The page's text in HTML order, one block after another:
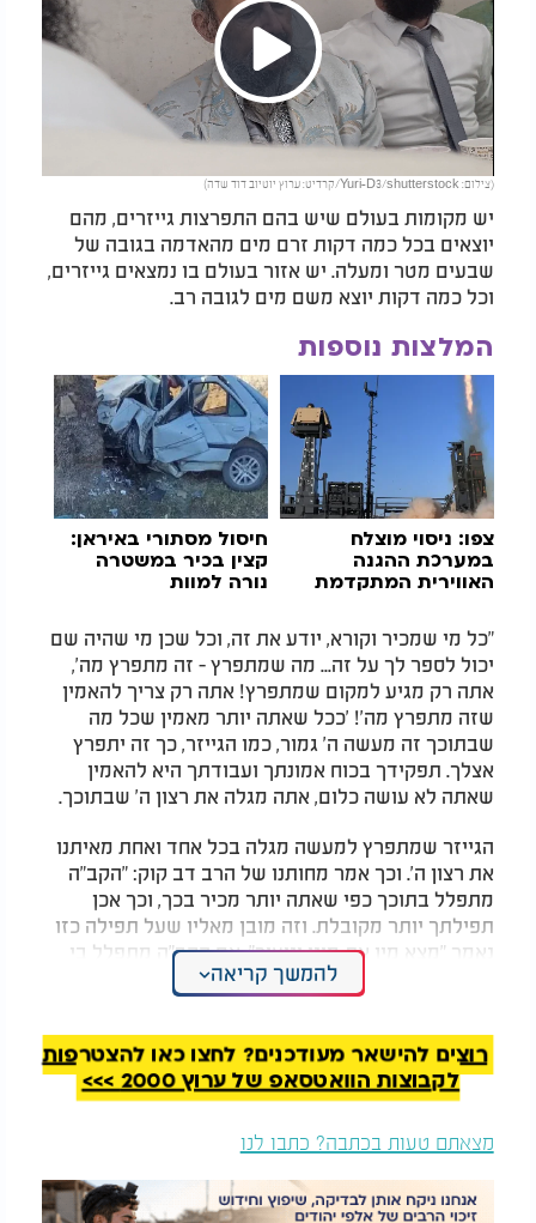
Play
Video
(צילום: Yuri-D3/shutterstock/קרדיט: ערוץ יוטיוב דוד שדה)
יש מקומות בעולם שיש בהם התפרצות גייזרים, מהם
יוצאים בכל כמה דקות זרם מים מהאדמה בגובה של
שבעים מטר ומעלה. יש אזור בעולם בו נמצאים גייזרים,
וכל כמה דקות יוצא משם מים לגובה רב.
המלצות נוספות
צפו: ניסוי מוצלח
במערכת ההגנה
האווירית המתקדמת
חיסול מסתורי באיראן:
קצין בכיר במשטרה
נורה למוות
"כל מי שמכיר וקורא, יודע את זה, וכל שכן מי שהיה שם
יכול לספר לך על זה... מה שמתפרץ - זה מתפרץ מה',
אתה רק מגיע למקום שמתפרץ! אתה רק צריך להאמין
שזה מתפרץ מה'! 'ככל שאתה יותר מאמין שכל מה
שבתוכך זה מעשה ה' גמור, כמו הגייזר, כך זה יתפרץ
אצלך. תפקידך בכוח אמונתך ועבודתך היא להאמין
שאתה לא עושה כלום, אתה מגלה את רצון ה' שבתוכך.
הגייזר שמתפרץ למעשה מגלה בכל אחד ואחת מאיתנו
את רצון ה'. וכך אמר מחותנו של הרב דב קוק: "הקב"ה
מתפלל בתוכך כפי שאתה יותר מכיר בכך, וכך אכן
תפילתך יותר מקובלת. וזה מובן מאליו שעל תפילה כזו
נאמר "מצא מין את מינו וניעור". אם הקב"ה מתפלל בי
הרי זה ממש "אתה אחד ושמך אחד ומי כעמך כישראל
להמשך קריאה
רוצים להישאר מעודכנים? לחצו כאן להצטרפות
לקבוצות הוואטסאפ של ערוץ 2000 >>>
מצאתם טעות בכתבה? כתבו לנו